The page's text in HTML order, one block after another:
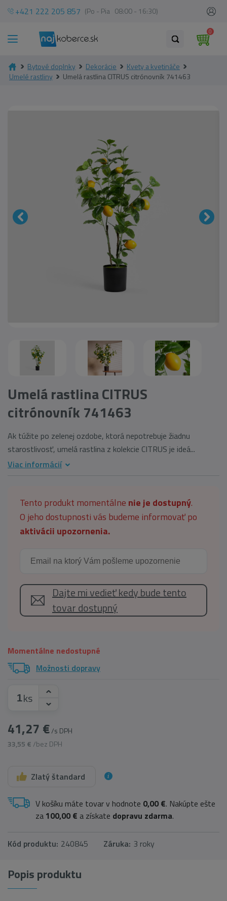
+421 222 205 857 (Po - Pia 08:00 - 16:30)
0
Bytové doplnky Dekorácie
Kvety a kvetináče
Umelé rastliny
Umelá rastlina CITRUS citrónovník 741463
Umelá rastlina CITRUS
citrónovník 741463
Ak túžite po zelenej ozdobe, ktorá nepotrebuje žiadnu
starostlivosť, umelá rastlina z kolekcie CITRUS je ideá...
Viac informácií
Tento produkt momentálne nie je dostupný.
O jeho dostupnosti vás budeme informovať po
aktivácii upozornenia.
Dajte mi vedieť kedy bude tento
tovar dostupný
Momentálne nedostupné
Možnosti dopravy
ks
41,27 €/s DPH
33,55 € /bez DPH
Zlatý štandard
V košíku máte tovar v hodnote 0,00 €. Nakúpte ešte
za 100,00 € a získate dopravu zdarma.
Kód produktu: 240845 Záruka: 3 roky
Popis produktu